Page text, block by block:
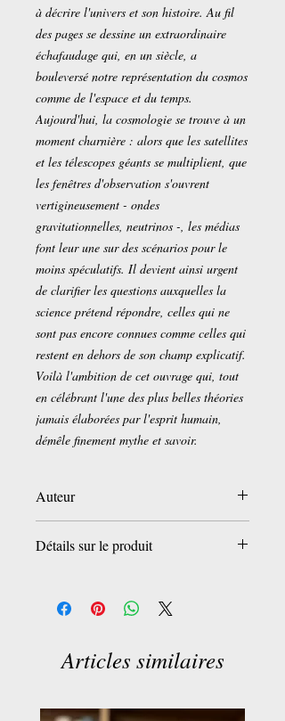
à décrire l'univers et son histoire. Au fil
des pages se dessine un extraordinaire
échafaudage qui, en un siècle, a
bouleversé notre représentation du cosmos
comme de l'espace et du temps.
Aujourd'hui, la cosmologie se trouve à un
moment charnière : alors que les satellites
et les télescopes géants se multiplient, que
les fenêtres d'observation s'ouvrent
vertigineusement - ondes
gravitationnelles, neutrinos -, les médias
font leur une sur des scénarios pour le
moins spéculatifs. Il devient ainsi urgent
de clarifier les questions auxquelles la
science prétend répondre, celles qui ne
sont pas encore connues comme celles qui
restent en dehors de son champ explicatif.
Voilà l'ambition de cet ouvrage qui, tout
en célébrant l'une des plus belles théories
jamais élaborées par l'esprit humain,
démêle finement mythe et savoir.
Auteur
Détails sur le produit
2021)
Langue ‏ : ‎ Français
ISBN-13 ‏ : ‎ 9782081511040
Articles similaires